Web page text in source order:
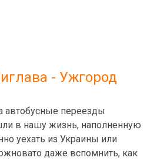
- Ужгород
автобусные переезды
в нашу жизнь, наполненную
уехать из Украины или
даже вспомнить, как